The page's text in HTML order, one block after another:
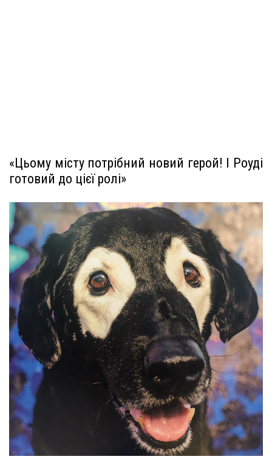
«Цьому місту потрібний новий герой! І Роуді
готовий до цієї ролі»